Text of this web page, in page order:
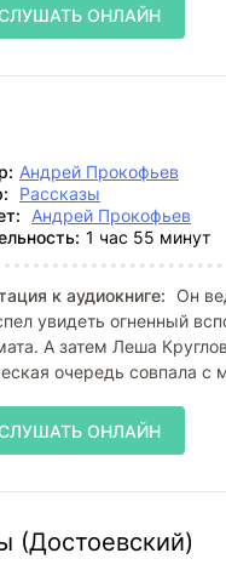
ОНЛАЙН
Андрей Прокофьев
Рассказы
Андрей Прокофьев
1 час 55 минут
к аудиокниге: Он
увидеть огненный
А затем Леша
очередь совпала
ОНЛАЙН
(Достоевский)